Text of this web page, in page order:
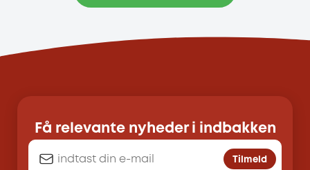
Få relevante nyheder i indbakken
Tilmeld